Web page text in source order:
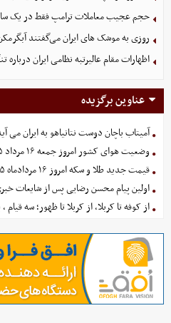
حجم عجیب معاملات ترامپ فقط در یک
روزی به موشک‌ های ایران می‌گفتند
اظهارات مقام عالیرتبه نظامی ایران درباره
عناوین برگزیده
آمیتاب باچان دوست نتانیاهو به ایران می
وضعیت هوای کشور امروز جمعه ۱۶ مرداد ۱۴۰۵
قیمت جدید طلا و سکه امروز ۱۶ مردادماه ۱۴۰۵/ جدول
اولین پیام محسن رضایی پس از شایعات
از کوفه تا کربلا، از کربلا تا ظهور؛ سه